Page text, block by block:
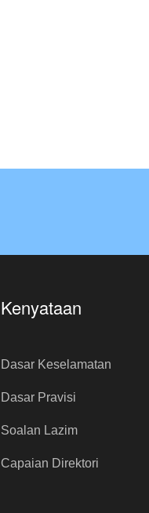
Kenyataan
Dasar Keselamatan
Dasar Pravisi
Soalan Lazim
Capaian Direktori